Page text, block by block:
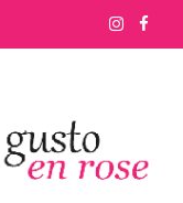
I
t e